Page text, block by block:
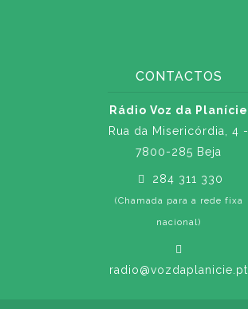
CONTACTOS
Rádio Voz da Planície
Rua da Misericórdia, 4 -
7800-285 Beja
284 311 330
(Chamada para a rede fixa
nacional)
radio@vozdaplanicie.pt